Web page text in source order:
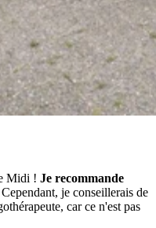
Midi ! Je recommande
je conseillerais de
car ce n'est pas